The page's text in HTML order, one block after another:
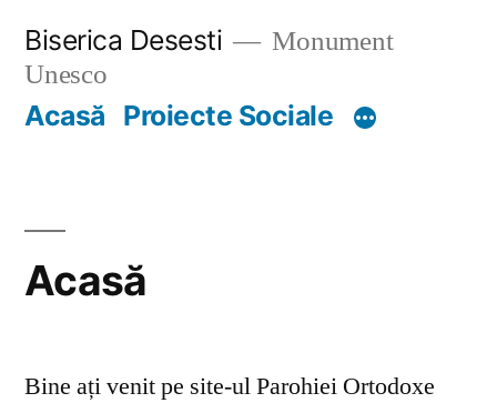
content
Biserica Desesti
Monument
Unesco
Acasă Proiecte Sociale
Acasă
Bine ați venit pe site-ul Parohiei Ortodoxe